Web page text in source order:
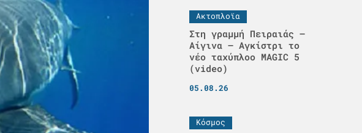
Ακτοπλοϊα
Στη γραμμή Πειραιάς –
Αίγινα – Αγκίστρι το
νέο ταχύπλοο MAGIC 5
(video)
05.08.26
Κόσμος